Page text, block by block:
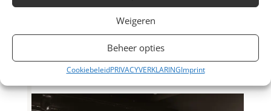
Weigeren
Beheer opties
CookiebeleidPRIVACYVERKLARINGImprint